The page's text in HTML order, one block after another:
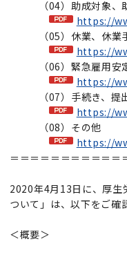
（04）助成対象、
https://
（05）休業、休業
https://
（06）緊急雇用
https://
（07）手続き、提
https://
（08）その他
https://
＝＝＝＝＝＝＝＝＝＝＝
2020年4月13日に、厚生
ついて」は、以下をご確
＜概要＞